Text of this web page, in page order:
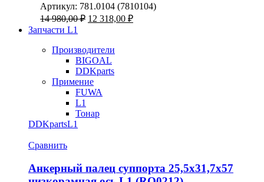
(блок-
подшипник)
Артикул: 781.0104 (7810104)
14 980,00₽ Первоначальная
14
980,00 ₽.
12 318,00 ₽Текущая
Запчасти L1
Производители
BIGOAL
DDKparts
Примение
FUWA
L1
Тонар
DDKpartsL1
Сравнить
Анкерный палец суппорта 25,5х31,7х57